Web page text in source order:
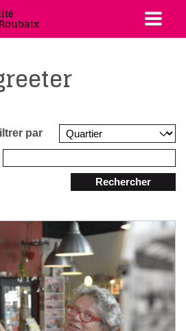
par
Rechercher